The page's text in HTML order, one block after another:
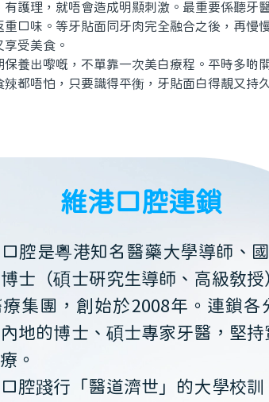
有護理，就唔會造成明顯刺激。最重要係聽牙
口味。等牙貼面同牙肉完全融合之後，再慢
受美食。
出嚟嘅，不單靠一次美白療程。平時多啲
都唔怕，只要識得平衡，牙貼面白得靚又持
維港口腔連鎖
腔是粵港知名醫藥大學導師、
士（碩士研究生導師、高級教
集團，創始於2008年。連鎖各
地的博士、碩士專家牙醫，堅
。
腔踐行「醫道濟世」的大學校